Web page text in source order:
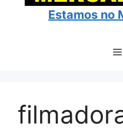
Estamos no